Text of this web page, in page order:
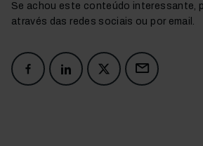
Se achou este conteúdo interessante,
através das redes sociais ou por email.